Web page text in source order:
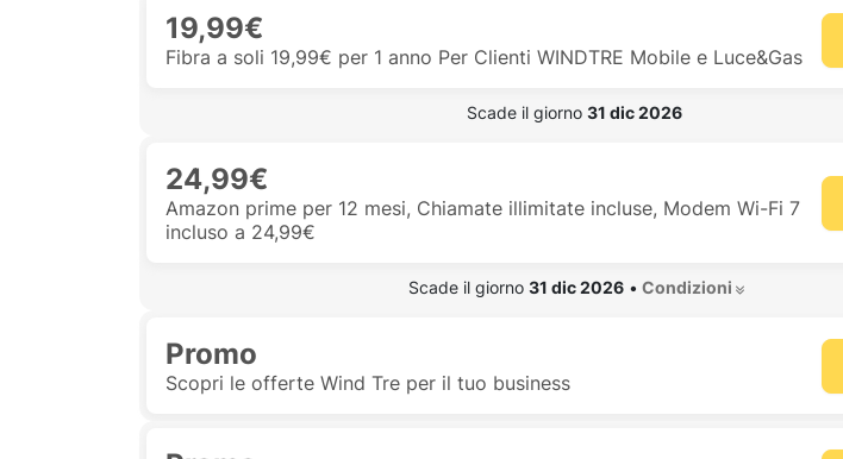
19,99€
Fibra a soli 19,99€ per 1 anno Per Clienti WINDTRE Mobile e Luce&Gas
Scade il giorno 31 dic 2026
24,99€
Amazon prime per 12 mesi, Chiamate illimitate incluse, Modem Wi-Fi 7
incluso a 24,99€
Scade il giorno 31 dic 2026 • Condizioni
Promo
Scopri le offerte Wind Tre per il tuo business